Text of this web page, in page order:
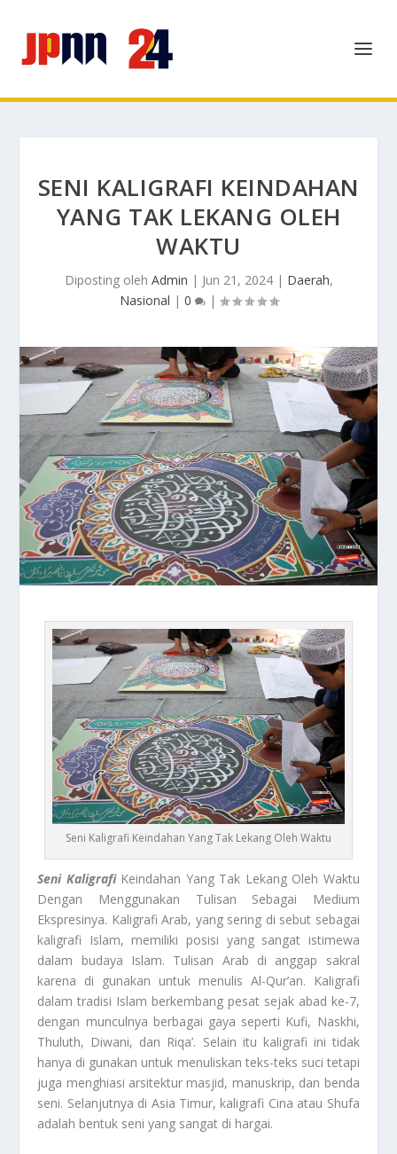
SENI KALIGRAFI KEINDAHAN
YANG TAK LEKANG OLEH
WAKTU
Diposting oleh Admin | Jun 21, 2024| Daerah,
Nasional | 0 |
Seni Kaligrafi Keindahan Yang Tak Lekang Oleh Waktu
Seni Kaligrafi Keindahan Yang Tak Lekang Oleh Waktu
Dengan Menggunakan Tulisan Sebagai Medium
Ekspresinya. Kaligrafi Arab, yang sering di sebut sebagai
kaligrafi Islam, memiliki posisi yang sangat istimewa
dalam budaya Islam. Tulisan Arab di anggap sakral
karena di gunakan untuk menulis Al-Qur’an. Kaligrafi
dalam tradisi Islam berkembang pesat sejak abad ke-7,
dengan munculnya berbagai gaya seperti Kufi, Naskhi,
Thuluth, Diwani, dan Riqa’. Selain itu kaligrafi ini tidak
hanya di gunakan untuk menuliskan teks-teks suci tetapi
juga menghiasi arsitektur masjid, manuskrip, dan benda
seni. Selanjutnya di Asia Timur, kaligrafi Cina atau Shufa
adalah bentuk seni yang sangat di hargai.